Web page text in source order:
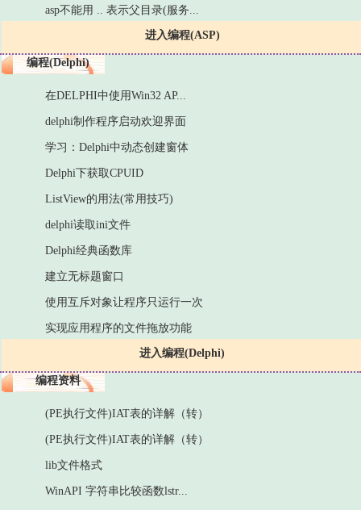
进入编程(ASP)
asp不能用 .. 表示父目录(服务...
编程(Delphi)
进入编程(Delphi)
在DELPHI中使用Win32 AP...
delphi制作程序启动欢迎界面
学习：Delphi中动态创建窗体
Delphi下获取CPUID
ListView的用法(常用技巧)
delphi读取ini文件
Delphi经典函数库
建立无标题窗口
使用互斥对象让程序只运行一次
实现应用程序的文件拖放功能
编程资料
(PE执行文件)IAT表的详解（转）
(PE执行文件)IAT表的详解（转）
lib文件格式
WinAPI 字符串比较函数lstr...